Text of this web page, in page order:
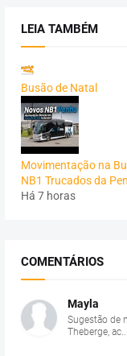
LEIA TAMBÉM
Busão de Natal
Movimentação na
NB1 Trucados da
Há 7 horas
COMENTÁRIOS
Mayla
Sugestão de
Theberge, ac...